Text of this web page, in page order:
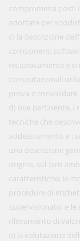
compromessi posti
adottate per
c) la descrizione
componenti
reciprocamente e
computazionali
prova e convalidare
d) ove pertinente, i
tecniche che
addestramento e i
una descrizione
origine, sul loro
caratteristiche; le
procedure di
supervisionato, e le
rilevamento di
e) la valutazione